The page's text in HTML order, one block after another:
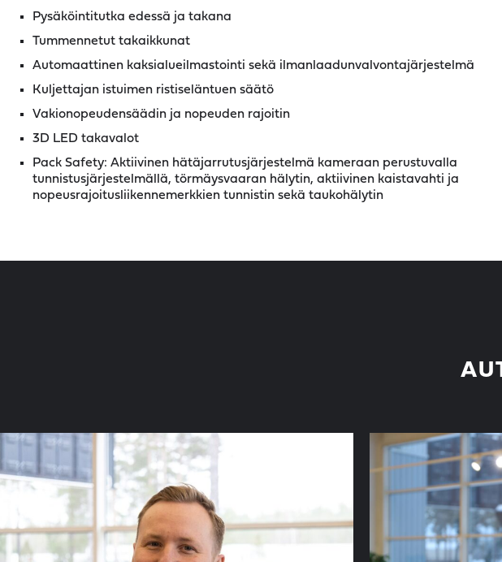
Pysäköintitutka edessä ja takana
Tummennetut takaikkunat
Automaattinen kaksialueilmastointi sekä ilmanlaadunvalvontajärjestelmä
Kuljettajan istuimen ristiseläntuen säätö
Vakionopeudensäädin ja nopeuden rajoitin
3D LED takavalot
Pack Safety: Aktiivinen hätäjarrutusjärjestelmä kameraan perustuvalla
tunnistusjärjestelmällä, törmäysvaaran hälytin, aktiivinen kaistavahti ja
nopeusrajoitusliikennemerkkien tunnistin sekä taukohälytin